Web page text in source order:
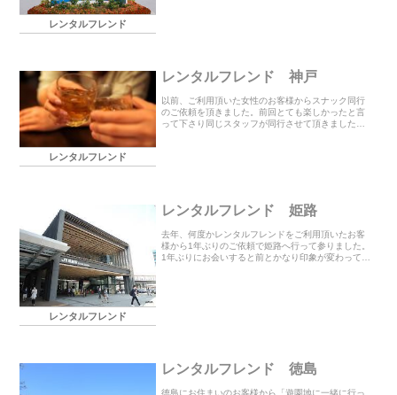
レンタルフレンド
レンタルフレンド
レンタルフレンド 神戸
以前、ご利用頂いた女性のお客様からスナック同行
のご依頼を頂きました。前回とても楽しかったと言
って下さり同じスタッフが同行させて頂きました。2
レンタルフレンド
レンタルフレンド 姫路
去年、何度かレンタルフレンドをご利用頂いたお客
様から1年ぶりのご依頼で姫路へ行って参りました。
1年ぶりにお会いすると前とかなり印象が変わってい
レンタルフレンド 徳島
徳島にお住まいのお客様から「遊園地に一緒に行っ